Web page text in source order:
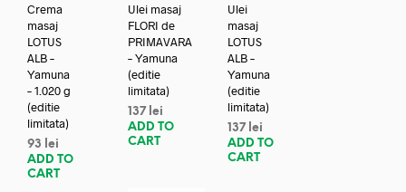
Crema
masaj
LOTUS
ALB –
Yamuna
– 1.020 g
(editie
limitata)
93
lei
ADD TO
CART
Ulei masaj
FLORI de
PRIMAVARA
– Yamuna
(editie
limitata)
137 lei
ADD TO
CART
Ulei
masaj
LOTUS
ALB –
Yamuna
(editie
limitata)
137 lei
ADD TO
CART